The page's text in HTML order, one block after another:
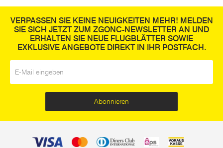
VERPASSEN SIE KEINE NEUIGKEITEN MEHR! MELDEN
SIE SICH JETZT ZUM ZGONC-NEWSLETTER AN UND
ERHALTEN SIE NEUE FLUGBLÄTTER SOWIE
EXKLUSIVE ANGEBOTE DIREKT IN IHR POSTFACH.
Abonnieren